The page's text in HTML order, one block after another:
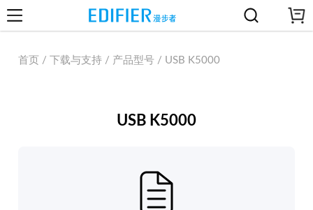
首页 / 下载与支持 / 产品型号 / USB K5000
USB K5000